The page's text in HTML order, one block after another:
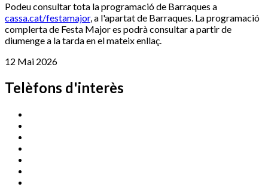
Podeu consultar tota la programació de Barraques a
cassa.cat/festamajor, a l'apartat de Barraques. La programació
complerta de Festa Major es podrà consultar a partir de
diumenge a la tarda en el mateix enllaç.
12 Mai 2026
Telèfons d'interès